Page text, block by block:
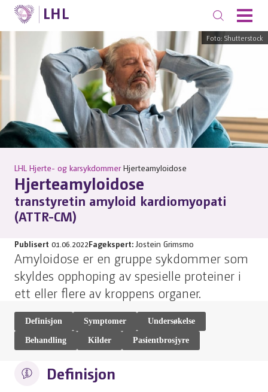
Foto: Shutterstock
LHL Hjerte- og karsykdommer Hjerteamyloidose
Hjerteamyloidose
transtyretin amyloid kardiomyopati
(ATTR-CM)
Publisert 01.06.2022Fagekspert: Jostein Grimsmo
Amyloidose er en gruppe sykdommer som
skyldes opphoping av spesielle proteiner i
ett eller flere av kroppens organer.
Definisjon Symptomer Undersøkelse
Behandling Kilder Pasientbrosjyre
Definisjon